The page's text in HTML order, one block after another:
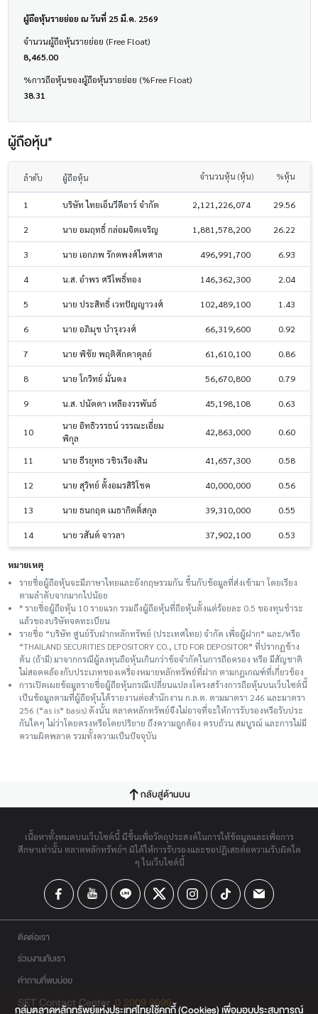
ผู้ถือหุ้นรายย่อย ณ วันที่ 25 มี.ค. 2569
จำนวนผู้ถือหุ้นรายย่อย (Free Float)
8,465.00
%การถือหุ้นของผู้ถือหุ้นรายย่อย (%Free Float)
38.31
ผู้ถือหุ้น*
ลำดับ ผู้ถือหุ้น จำนวนหุ้น (หุ้น) %หุ้น
1 บริษัท ไทยเอ็นวีดีอาร์ จำกัด 2,121,226,074 29.56
2 นาย อมฤทธิ์ กล่อมจิตเจริญ 1,881,578,200 26.22
3 นาย เอกภพ รักตพงศ์ไพศาล 496,991,700 6.93
4 น.ส. อำพร ศรีโพธิ์ทอง 146,362,300 2.04
5 นาย ประสิทธิ์ เวทปัญญาวงศ์ 102,489,100 1.43
6 นาย อภิมุข บำรุงวงศ์ 66,319,600 0.92
7 นาย พิชัย พฤติศักดาดุลย์ 61,610,100 0.86
8 นาย โกวิทย์ มั่นคง 56,670,800 0.79
9 น.ส. ปนัดดา เหลืองวรพันธ์ 45,198,108 0.63
10
นาย อิทธิวรรธน์ วรรณะเอี่ยม
พิกุล
42,863,000 0.60
11 นาย ธีรยุทธ วชิรเรืองสิน 41,657,300 0.58
12 นาย สุวิทย์ ตั้งอมรสิริโชค 40,000,000 0.56
13 นาย ธนกฤต เมธากิตติ์สกุล 39,310,000 0.55
14 นาย วสันต์ จาวลา 37,902,100 0.53
หมายเหตุ
รายชื่อผู้ถือหุ้นจะมีภาษาไทยและอังกฤษรวมกัน ขึ้นกับข้อมูลที่ส่งเข้ามา โดยเรียง
ตามลำดับจากมากไปน้อย
* รายชื่อผู้ถือหุ้น 10 รายแรก รวมถึงผู้ถือหุ้นที่ถือหุ้นตั้งแต่ร้อยละ 0.5 ของทุนชําระ
แล้วของบริษัทจดทะเบียน
รายชื่อ “บริษัท ศูนย์รับฝากหลักทรัพย์ (ประเทศไทย) จำกัด เพื่อผู้ฝาก” และ/หรือ
“THAILAND SECURITIES DEPOSITORY CO., LTD FOR DEPOSITOR” ที่ปรากฏข้าง
ต้น (ถ้ามี) มาจากกรณีผู้ลงทุนถือหุ้นเกินกว่าข้อจำกัดในการถือครอง หรือ มีสัญชาติ
ไม่สอดคล้องกับประเภทของเครื่องหมายหลักทรัพย์ที่ฝาก ตามกฎเกณฑ์ที่เกี่ยวข้อง
การเปิดเผยข้อมูลรายชื่อผู้ถือหุ้นกรณีเปลี่ยนแปลงโครงสร้างการถือหุ้นบนเว็บไซต์นี้
เป็นข้อมูลตามที่ผู้ถือหุ้นได้รายงานต่อสำนักงาน ก.ล.ต. ตามมาตรา 246 และมาตรา
256 (“as is” basis) ดังนั้น ตลาดหลักทรัพย์จึงไม่อาจที่จะให้การรับรองหรือรับประ
กันใดๆ ไม่ว่าโดยตรงหรือโดยปริยาย ถึงความถูกต้อง ครบถ้วน สมบูรณ์ และการไม่มี
ความผิดพลาด รวมทั้งความเป็นปัจจุบัน
กลับสู่ด้านบน
เนื้อหาทั้งหมดบนเว็บไซต์นี้ มีขึ้นเพื่อวัตถุประสงค์ในการให้ข้อมูลและเพื่อการ
ศึกษาเท่านั้น ตลาดหลักทรัพย์ฯ มิได้ให้การรับรองและขอปฏิเสธต่อความรับผิดใด
ๆ ในเว็บไซต์นี้
ติดต่อเรา
ร่วมงานกับเรา
คำถามที่พบบ่อย
SET Contact Center 0 2009 9999
กลุ่มตลาดหลักทรัพย์แห่งประเทศไทยใช้คุกกี้ (Cookies) เพื่อมอบประสบการณ์